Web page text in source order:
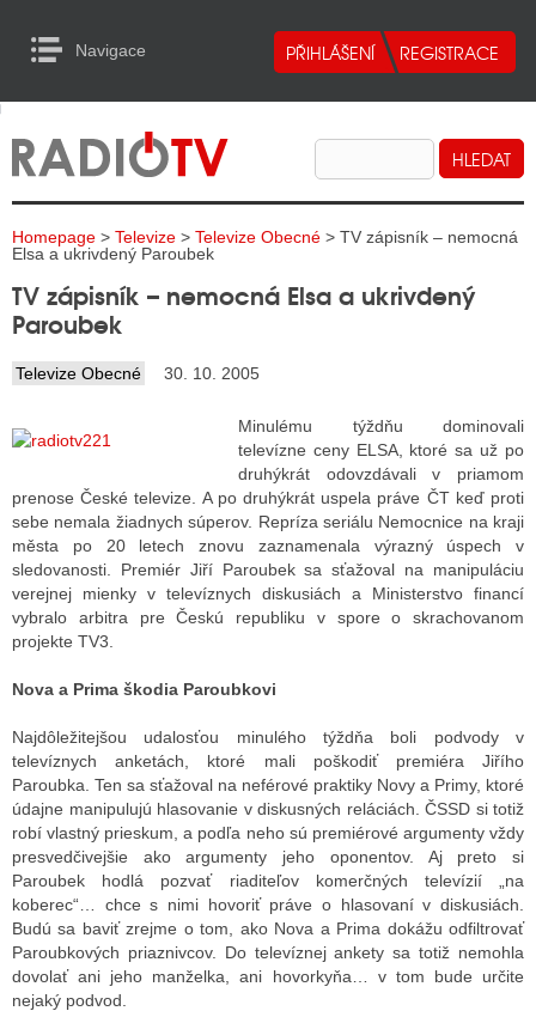
Navigace
RADIA
TELEVIZE
INTERNET
TISK
RADIA
VYSÍLAČE
TELEVIZE
INTERNET
RÁDIA
STRÁNKY RÁDIÍ
STRÁNKY TV
to Content
Homepage > Televize > Televize Obecné > TV zápisník – nemocná
Elsa a ukrivdený Paroubek
TV zápisník – nemocná Elsa a ukrivdený
Paroubek
Televize Obecné 30. 10. 2005
Minulému týždňu dominovali
televízne ceny ELSA, ktoré sa už po
druhýkrát odovzdávali v priamom
prenose České televize. A po druhýkrát uspela práve ČT keď proti
sebe nemala žiadnych súperov. Repríza seriálu Nemocnice na kraji
města po 20 letech znovu zaznamenala výrazný úspech v
sledovanosti. Premiér Jiří Paroubek sa sťažoval na manipuláciu
verejnej mienky v televíznych diskusiách a Ministerstvo financí
vybralo arbitra pre Českú republiku v spore o skrachovanom
projekte TV3.
Nova a Prima škodia Paroubkovi
Najdôležitejšou udalosťou minulého týždňa boli podvody v
televíznych anketách, ktoré mali poškodiť premiéra Jiřího
Paroubka. Ten sa sťažoval na neférové praktiky Novy a Primy, ktoré
údajne manipulujú hlasovanie v diskusných reláciách. ČSSD si totiž
robí vlastný prieskum, a podľa neho sú premiérové argumenty vždy
presvedčivejšie ako argumenty jeho oponentov. Aj preto si
Paroubek hodlá pozvať riaditeľov komerčných televízií „na
koberec“… chce s nimi hovoriť práve o hlasovaní v diskusiách.
Budú sa baviť zrejme o tom, ako Nova a Prima dokážu odfiltrovať
Paroubkových priaznivcov. Do televíznej ankety sa totiž nemohla
dovolať ani jeho manželka, ani hovorkyňa… v tom bude určite
nejaký podvod.